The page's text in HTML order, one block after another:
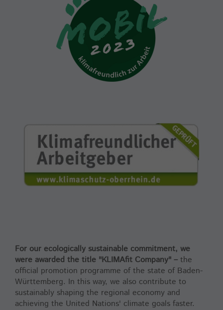
For our ecologically sustainable commitment, we
were awarded the title "KLIMAfit Company" –the
official promotion programme of the state of Baden-
Württemberg. In this way, we also contribute to
sustainably shaping the regional economy and
achieving the United Nations' climate goals faster.